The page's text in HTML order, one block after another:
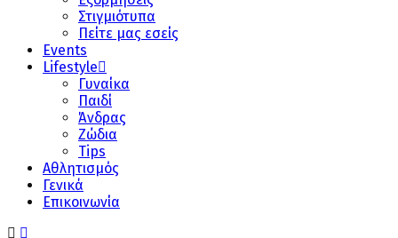
Στιγμιότυπα
Πείτε μας εσείς
Events
Lifestyle
Γυναίκα
Παιδί
Άνδρας
Ζώδια
Tips
Αθλητισμός
Γενικά
Επικοινωνία